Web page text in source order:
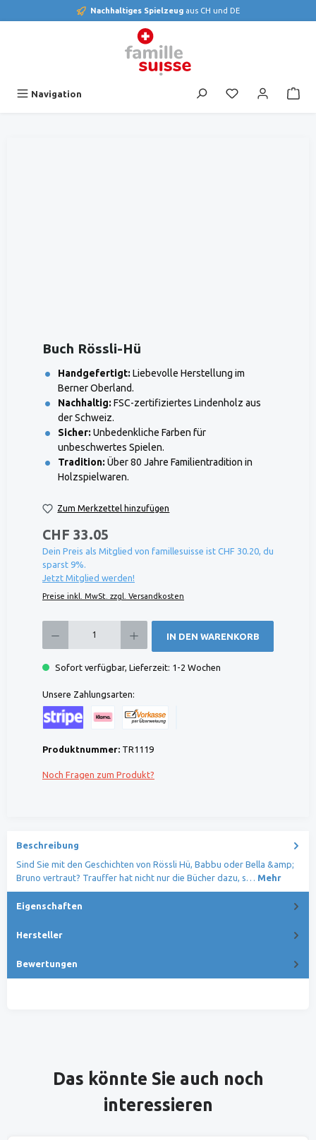
Nachhaltiges Spielzeug aus CH und DE
Navigation Du hast 0
Buch Rössli-Hü
Handgefertigt: Liebevolle Herstellung im
Berner Oberland.
Nachhaltig: FSC-zertifiziertes Lindenholz aus
der Schweiz.
Sicher: Unbedenkliche Farben für
unbeschwertes Spielen.
Tradition: Über 80 Jahre Familientradition in
Holzspielwaren.
Zum Merkzettel hinzufügen
CHF 33.05
Dein Preis als Mitglied von famillesuisse ist CHF 30.20, du
sparst 9%.
Jetzt Mitglied werden!
Preise inkl. MwSt. zzgl. Versandkosten
IN DEN WARENKORB
Sofort verfügbar, Lieferzeit: 1-2 Wochen
Unsere Zahlungsarten:
Produktnummer: TR1119
Noch Fragen zum Produkt?
Beschreibung
Sind Sie mit den Geschichten von Rössli Hü, Babbu oder Bella &amp;
Bruno vertraut? Trauffer hat nicht nur die Bücher dazu, s… Mehr
Eigenschaften
Hersteller
Bewertungen
Produktgalerie überspringen
Das könnte Sie auch noch
interessieren